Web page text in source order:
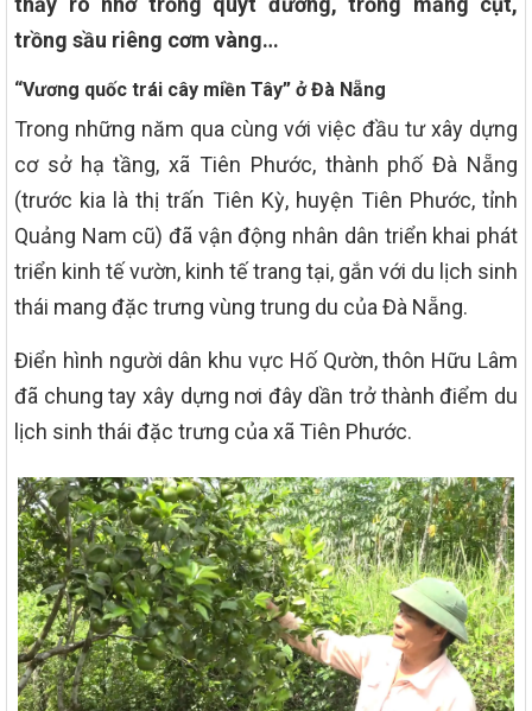
trồng sầu riêng cơm vàng…
“Vương quốc trái cây miền Tây” ở Đà Nẵng
Trong những năm qua cùng với việc đầu tư xây dựng
cơ sở hạ tầng, xã Tiên Phước, thành phố Đà Nẵng
(trước kia là thị trấn Tiên Kỳ, huyện Tiên Phước, tỉnh
Quảng Nam cũ) đã vận động nhân dân triển khai phát
triển kinh tế vườn, kinh tế trang tại, gắn với du lịch sinh
thái mang đặc trưng vùng trung du của Đà Nẵng.
Điển hình người dân khu vực Hố Qườn, thôn Hữu Lâm
đã chung tay xây dựng nơi đây dần trở thành điểm du
lịch sinh thái đặc trưng của xã Tiên Phước.